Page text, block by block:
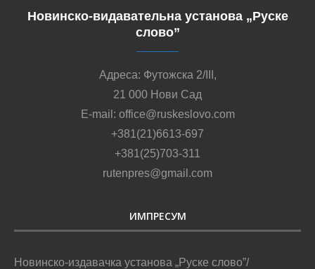
Новинско-видавательна установа „Руске
слово”
Адреса: Футожска 2/III,
21 000 Нови Сад
E-mail: office@ruskeslovo.com
+381(21)6613-697
+381(25)703-311
rutenpres@gmail.com
ИМПРЕСУМ
Новинско-издавачка установа „Руске слово”/